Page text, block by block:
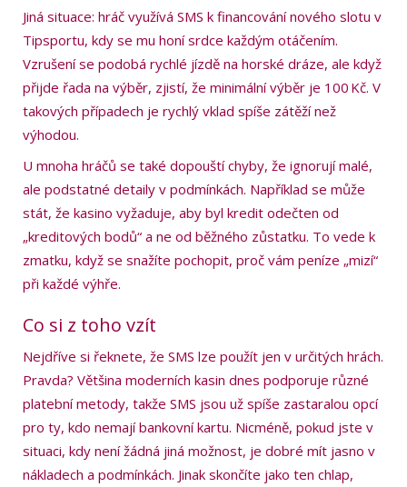
Jiná situace: hráč využívá SMS k financování nového slotu v
Tipsportu, kdy se mu honí srdce každým otáčením.
Vzrušení se podobá rychlé jízdě na horské dráze, ale když
přijde řada na výběr, zjistí, že minimální výběr je 100 Kč. V
takových případech je rychlý vklad spíše zátěží než
výhodou.
U mnoha hráčů se také dopouští chyby, že ignorují malé,
ale podstatné detaily v podmínkách. Například se může
stát, že kasino vyžaduje, aby byl kredit odečten od
„kreditových bodů“ a ne od běžného zůstatku. To vede k
zmatku, když se snažíte pochopit, proč vám peníze „mizí“
při každé výhře.
Co si z toho vzít
Nejdříve si řeknete, že SMS lze použít jen v určitých hrách.
Pravda? Většina moderních kasin dnes podporuje různé
platební metody, takže SMS jsou už spíše zastaralou opcí
pro ty, kdo nemají bankovní kartu. Nicméně, pokud jste v
situaci, kdy není žádná jiná možnost, je dobré mít jasno v
nákladech a podmínkách. Jinak skončíte jako ten chlap,